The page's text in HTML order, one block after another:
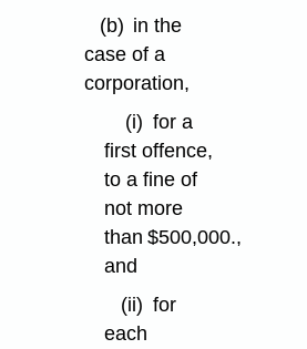
(b) in the
case of a
corporation,
(i) for a
first offence,
to a fine of
not more
than $500,000.,
and
(ii) for
each